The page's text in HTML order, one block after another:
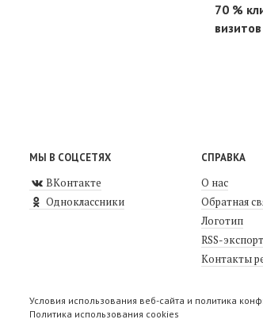
70 %
МЫ В СОЦСЕТЯХ
ВКонтакте
Одноклассники
СПРАВКА
О нас
Обратная
Логотип
RSS-экспорт
Контакты
Условия использования веб-сайта и политика
Политика использования cookies